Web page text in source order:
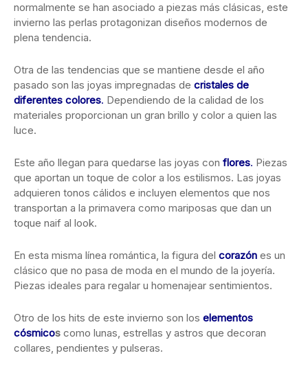
normalmente se han asociado a piezas más clásicas, este
invierno las perlas protagonizan diseños modernos de
plena tendencia.
Otra de las tendencias que se mantiene desde el año
pasado son las joyas impregnadas de cristales de
diferentes colores. Dependiendo de la calidad de los
materiales proporcionan un gran brillo y color a quien las
luce.
Este año llegan para quedarse las joyas con flores. Piezas
que aportan un toque de color a los estilismos. Las joyas
adquieren tonos cálidos e incluyen elementos que nos
transportan a la primavera como mariposas que dan un
toque naif al look.
En esta misma línea romántica, la figura del corazón es un
clásico que no pasa de moda en el mundo de la joyería.
Piezas ideales para regalar u homenajear sentimientos.
Otro de los hits de este invierno son los elementos
cósmicos como lunas, estrellas y astros que decoran
collares, pendientes y pulseras.